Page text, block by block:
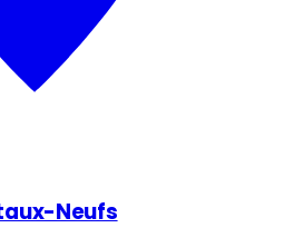
Neufs